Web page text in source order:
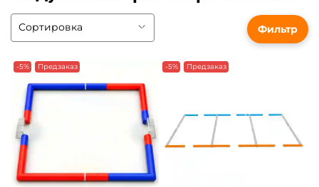
-5% Предзаказ -5% Предзаказ
Фильтр